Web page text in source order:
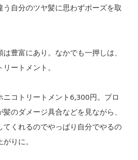
自分のツヤ髪に思わずポーズを取
豊富にあり。なかでも一押しは、
ートメント。
ニコトリートメント6,300円。プロ
のダメージ具合などを見ながら、
てくれるのでやっぱり自分でやるの
りに。